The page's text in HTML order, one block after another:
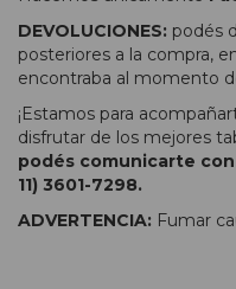
DEVOLUCIONES: podés
posteriores a la compra,
encontraba al momento
¡Estamos para
disfrutar de los mejores
podés comunicarte
11) 3601-7298.
ADVERTENCIA: Fumar